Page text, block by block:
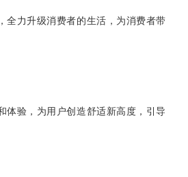
全力升级消费者的生活，为消费者带
体验，为用户创造舒适新高度，引导